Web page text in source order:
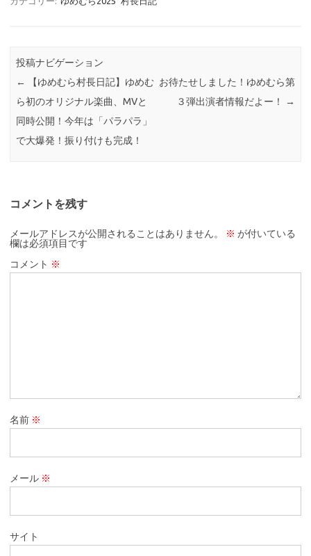
投稿ナビゲーション
←
【ゆめむら村長日記】ゆめむ
ら初のオリジナル楽曲、MVと
同時公開！今年は「パラパラ」
で大爆発！振り付けも完成！
お待たせしました！ゆめむら第
３弾出演者情報だよー！
→
コメントを残す
メールアドレスが公開されることはありません。 ※ が付いている
欄は必須項目です
コメント ※
名前 ※
メール ※
サイト